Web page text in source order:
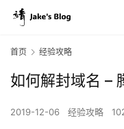
首页 经验攻略
如何解封域名 –
2019-12-06 经验攻略